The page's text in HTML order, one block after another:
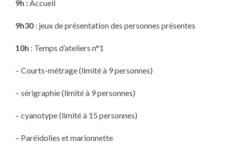
9h :Accueil
9h30 : jeux de présentation des personnes présentes
10h : Temps d’ateliers n°1
– Courts-métrage (limité à 9 personnes)
– sérigraphie (limité à 9 personnes)
– cyanotype (limité à 15 personnes)
– Paréidolies et marionnette